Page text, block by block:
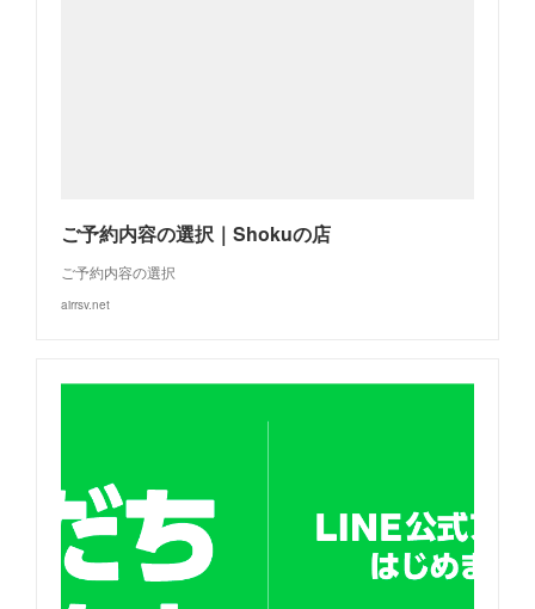
ご予約内容の選択｜Shokuの店
ご予約内容の選択
airrsv.net